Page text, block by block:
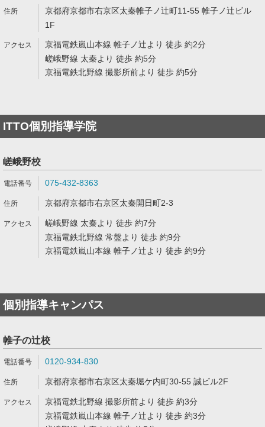
京都府京都市右京区太秦帷子ノ辻町11-55 帷子ノ辻ビル
1F
京福電鉄嵐山本線 帷子ノ辻より 徒歩 約2分
嵯峨野線 太秦より 徒歩 約5分
京福電鉄北野線 撮影所前より 徒歩 約5分
ITTO個別指導学院
嵯峨野校
075-432-8363
京都府京都市右京区太秦開日町2-3
嵯峨野線 太秦より 徒歩 約7分
京福電鉄北野線 常盤より 徒歩 約9分
京福電鉄嵐山本線 帷子ノ辻より 徒歩 約9分
個別指導キャンパス
帷子の辻校
0120-934-830
京都府京都市右京区太秦堀ケ内町30-55 誠ビル2F
京福電鉄北野線 撮影所前より 徒歩 約3分
京福電鉄嵐山本線 帷子ノ辻より 徒歩 約3分